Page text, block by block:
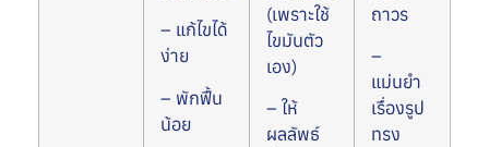
– แก้ไขได้
ง่าย
– พักฟื้น
น้อย
(เพราะใช้
ไขมันตัว
เอง)
– ให้
ผลลัพธ์
ถาวร
–
แม่นยำ
เรื่องรูป
ทรง